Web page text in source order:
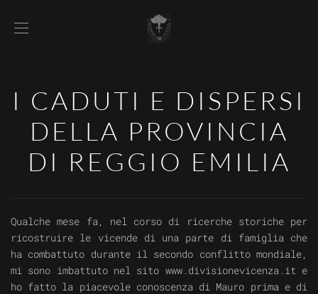
I CADUTI E DISPERSI
DELLA PROVINCIA
DI REGGIO EMILIA
Qualche mese fa, nel corso di ricerche storiche per
ricostruire le vicende di una parte di famiglia che
ha combattuto durante il secondo conflitto mondiale,
mi sono imbattuto nel sito www.divisionevicenza.it e
ho fatto la piacevole conoscenza di Mauro prima e di